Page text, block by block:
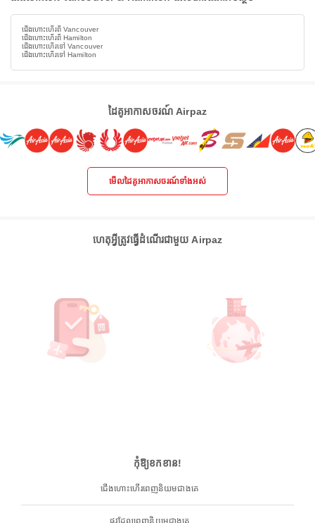
ជើងហោះហើរពី Vancouver
ជើងហោះហើរពី Hamilton
ជើងហោះហើរទៅ Vancouver
ជើងហោះហើរទៅ Hamilton
ដៃគូអាកាសចរណ៍ Airpaz
មើលដៃគូអាកាសចរណ៍ទាំងអស់
ហេតុអ្វីត្រូវធ្វើដំណើរជាមួយ Airpaz
កុំឱ្យខកខាន!
ជើងហោះហើរពេញនិយមជាងគេ
ផ្លូវដែលពេញនិយមជាងគេ